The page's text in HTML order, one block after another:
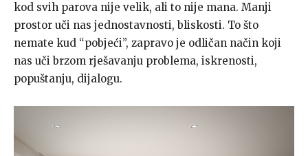
kod svih parova nije velik, ali to nije mana. Manji
prostor uči nas jednostavnosti, bliskosti. To što
nemate kud “pobjeći”, zapravo je odličan način koji
nas uči brzom rješavanju problema, iskrenosti,
popuštanju, dijalogu.